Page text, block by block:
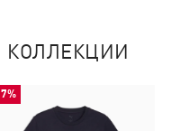
КОЛЛЕКЦИИ